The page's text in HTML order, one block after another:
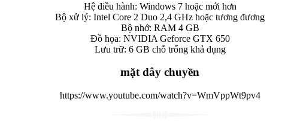
Hệ điều hành: Windows 7 hoặc mới hơn
Bộ xử lý: Intel Core 2 Duo 2,4 GHz hoặc tương đương
Bộ nhớ: RAM 4 GB
Đồ họa: NVIDIA Geforce GTX 650
Lưu trữ: 6 GB chỗ trống khả dụng
mặt dây chuyền
https://www.youtube.com/watch?v=WmVppWt9pv4